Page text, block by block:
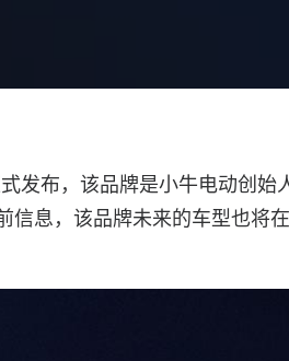
发布，该品牌是小牛电动创始
信息，该品牌未来的车型也将